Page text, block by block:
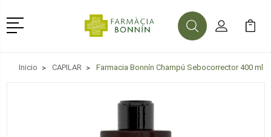
Menú
BuscarMi Cuenta
Mi
Inicio CAPILAR Farmacia Bonnín Champú Sebocorrector 400 ml